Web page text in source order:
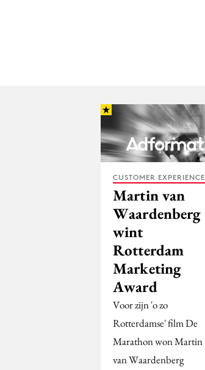
CUSTOMER EXPERIENCE
Martin van
Waardenberg
wint
Rotterdam
Marketing
Award
Voor zijn 'o zo
Rotterdamse' film De
Marathon won Martin
van Waardenberg